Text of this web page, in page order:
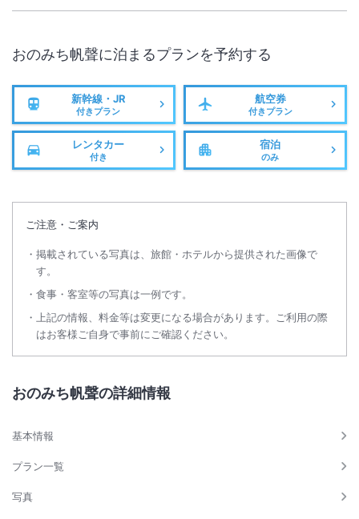
おのみち帆聲に泊まるプランを予約する
新幹線・JR
付きプラン
航空券
付きプラン
レンタカー
付き
宿泊
のみ
ご注意・ご案内
掲載されている写真は、旅館・ホテルから提供された画像で
す。
食事・客室等の写真は一例です。
上記の情報、料金等は変更になる場合があります。ご利用の際
はお客様ご自身で事前にご確認ください。
おのみち帆聲の詳細情報
基本情報
プラン一覧
写真